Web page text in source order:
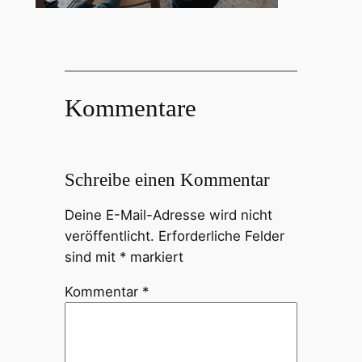
Kommentare
Schreibe einen Kommentar
Deine E-Mail-Adresse wird nicht
veröffentlicht. Erforderliche Felder
sind mit *markiert
Kommentar *